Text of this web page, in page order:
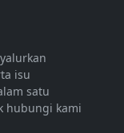
isu
satu
hubungi kami